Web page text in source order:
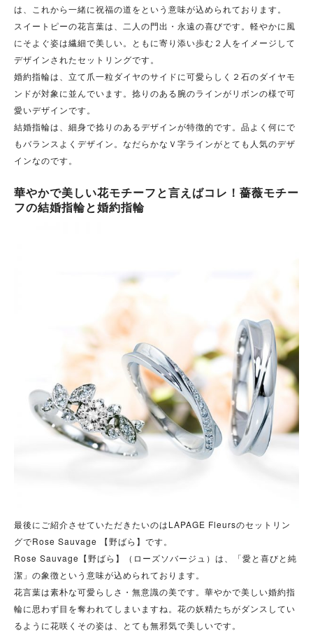
は、これから一緒に祝福の道をという意味が込められております。
スイートピーの花言葉は、二人の門出・永遠の喜びです。軽やかに風
にそよぐ姿は繊細で美しい。ともに寄り添い歩む２人をイメージして
デザインされたセットリングです。
婚約指輪は、立て爪一粒ダイヤのサイドに可愛らしく２石のダイヤモ
ンドが対象に並んでいます。捻りのある腕のラインがリボンの様で可
愛いデザインです。
結婚指輪は、細身で捻りのあるデザインが特徴的です。品よく何にで
もバランスよくデザイン。なだらかなＶ字ラインがとても人気のデザ
インなのです。
華やかで美しい花モチーフと言えばコレ！薔薇モチー
フの結婚指輪と婚約指輪
最後にご紹介させていただきたいのはLAPAGE Fleursのセットリン
グでRose Sauvage 【野ばら】です。
Rose Sauvage【野ばら】（ローズソバージュ）は、「愛と喜びと純
潔」の象徴という意味が込められております。
花言葉は素朴な可愛らしさ・無意識の美です。華やかで美しい婚約指
輪に思わず目を奪われてしまいますね。花の妖精たちがダンスしてい
るように花咲くその姿は、とても無邪気で美しいです。